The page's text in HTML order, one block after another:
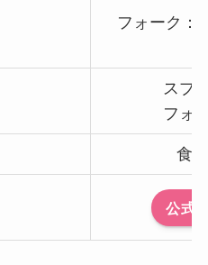
フォーク：
スプ
フォ
食
公式